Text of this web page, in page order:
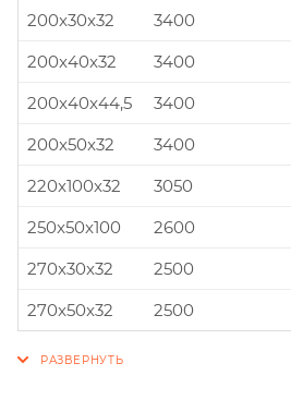
200x30x32
3400
200x40x32
3400
200x40x44,5
3400
200x50x32
3400
220x100x32
3050
250x50x100
2600
270x30x32
2500
270x50x32
2500